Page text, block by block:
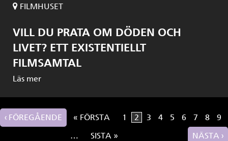
FILMHUSET
VILL DU PRATA OM DÖDEN OCH
LIVET? ETT EXISTENTIELLT
FILMSAMTAL
Läs mer
Sidor
« FÖRSTA
‹ FÖREGÅENDE 1 2 3 4 5 6 7 8
9
…
NÄSTA ›
SISTA »